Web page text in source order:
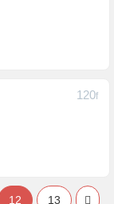
120F
12 13